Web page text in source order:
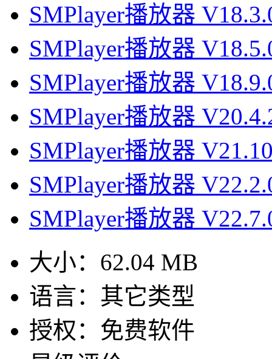
SMPlayer播放器
SMPlayer播放器
SMPlayer播放器
SMPlayer播放器
SMPlayer播放器
SMPlayer播放器
SMPlayer播放器
大小： 62.04 MB
语言： 其它类型
授权： 免费软件